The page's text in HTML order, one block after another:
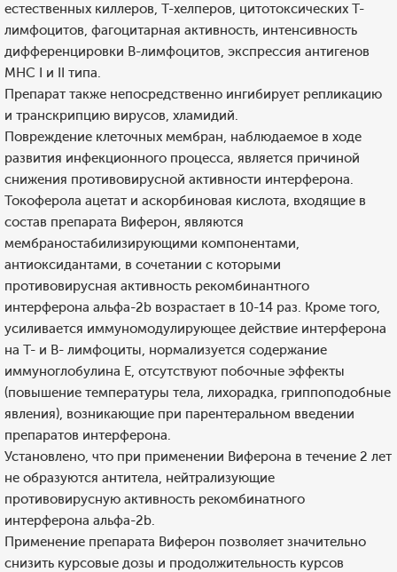
естественных киллеров, Т-хелперов, цитотоксических Т-
лимфоцитов, фагоцитарная активность, интенсивность
дифференцировки В-лимфоцитов, экспрессия антигенов
МНС I и II типа.
Препарат также непосредственно ингибирует репликацию
и транскрипцию вирусов, хламидий.
Повреждение клеточных мембран, наблюдаемое в ходе
развития инфекционного процесса, является причиной
снижения противовирусной активности интерферона.
Токоферола ацетат и аскорбиновая кислота, входящие в
состав препарата Виферон, являются
мембраностабилизирующими компонентами,
антиоксидантами, в сочетании с которыми
противовирусная активность рекомбинантного
интерферона альфа-2b возрастает в 10-14 раз. Кроме того,
усиливается иммуномодулирующее действие интерферона
на Т- и В- лимфоциты, нормализуется содержание
иммуноглобулина Е, отсутствуют побочные эффекты
(повышение температуры тела, лихорадка, гриппоподобные
явления), возникающие при парентеральном введении
препаратов интерферона.
Установлено, что при применении Виферона в течение 2 лет
не образуются антитела, нейтрализующие
противовирусную активность рекомбинатного
интерферона альфа-2b.
Применение препарата Виферон позволяет значительно
снизить курсовые дозы и продолжительность курсов